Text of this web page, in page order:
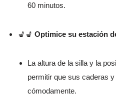
60 minutos.
💺💺 Optimice su estación
La altura de la silla y la
permitir que sus caderas
cómodamente.